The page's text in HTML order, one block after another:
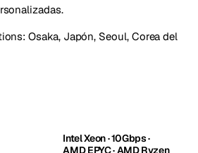
Osaka, Japón, Seoul, Corea del
Intel Xeon · 10Gbps ·
AMD EPYC · AMD Ryzen